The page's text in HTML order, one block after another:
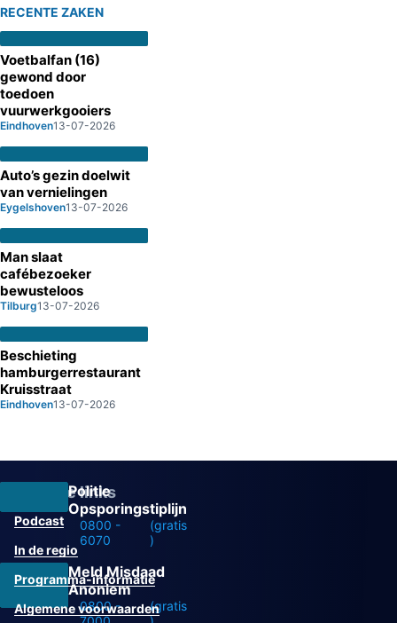
RECENTE ZAKEN
Voetbalfan (16)
gewond door
toedoen
vuurwerkgooiers
Eindhoven13-07-2026
Auto’s gezin doelwit
van vernielingen
Eygelshoven13-07-2026
Man slaat
cafébezoeker
bewusteloos
Tilburg13-07-2026
Beschieting
hamburgerrestaurant
Kruisstraat
Eindhoven13-07-2026
Politie
Opsporingstiplijn
0800 -
6070
(gratis
)
Meld Misdaad
Anoniem
0800 -
(gratis
Overige links
Podcast
In de regio
Programma-informatie
Algemene voorwaarden